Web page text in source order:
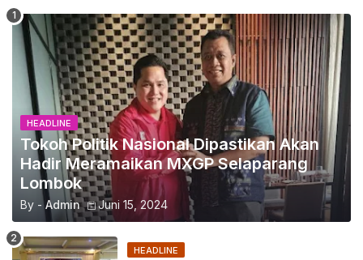
HEADLINE
Tokoh Politik Nasional Dipastikan Akan
Hadir Meramaikan MXGP Selaparang
Lombok
By - Admin Juni 15, 2024
HEADLINE